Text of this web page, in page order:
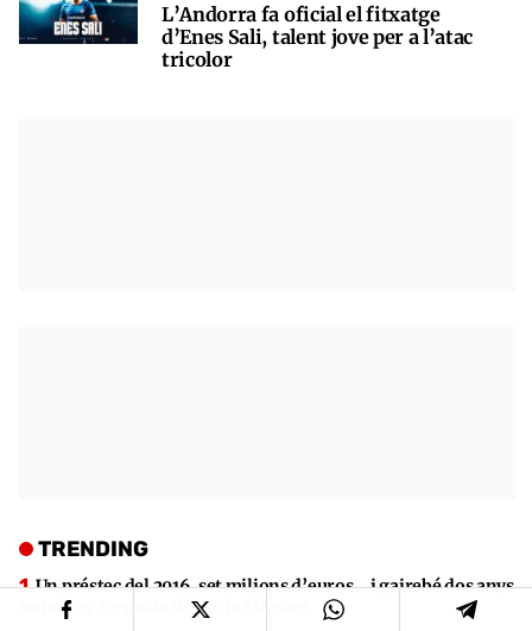
L’Andorra fa oficial el fitxatge
d’Enes Sali, talent jove per a l’atac
tricolor
TRENDING
Un préstec del 2016, set milions d’euros… i gairebé dos anys
sense cap resposta de Borja Thyssen